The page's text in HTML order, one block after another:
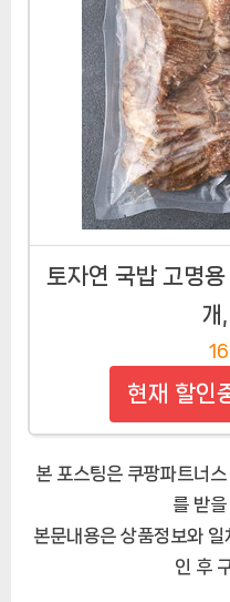
토자연 국밥 고명
현재 할인
본 포스팅은 쿠팡파트너
를 받을
본문내용은 상품정보와
인 후